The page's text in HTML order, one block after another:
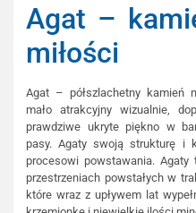
Agat –
miłości
Agat – półszlachetny kamień
mało atrakcyjny wizualnie,
prawdziwe ukryte piękno w
pasy. Agaty swoją strukturę i
procesowi powstawania.
przestrzeniach powstałych w
które wraz z upływem lat